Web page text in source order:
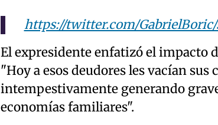
https://twitter.com/GabrielBoric/
El expresidente enfatizó el impacto
"Hoy a esos deudores les vacían sus
intempestivamente generando
economías familiares".